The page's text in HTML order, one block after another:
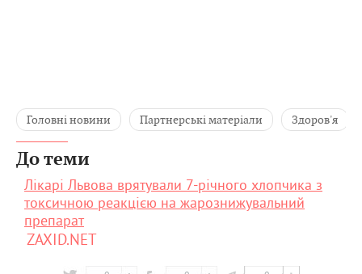
Головні новини Партнерські матеріали Здоров'я
До теми
Лікарі Львова врятували 7-річного хлопчика з
токсичною реакцією на жарознижувальний
препарат
ZAXID.NET